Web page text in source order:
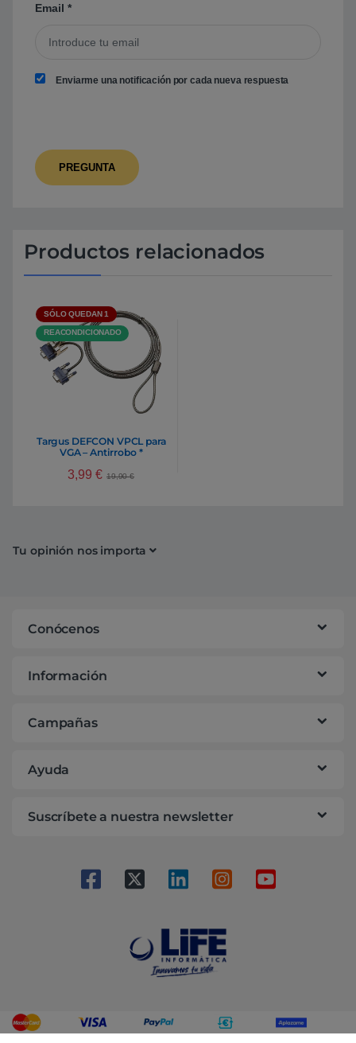
Email *
Enviarme una notificación por cada nueva respuesta
Productos relacionados
SÓLO QUEDAN 1
REACONDICIONADO
Targus DEFCON VPCL para
VGA – Antirrobo *
3,99 € 19,90€
Tu opinión nos importa
Conócenos
Información
Campañas
Ayuda
Suscríbete a nuestra newsletter